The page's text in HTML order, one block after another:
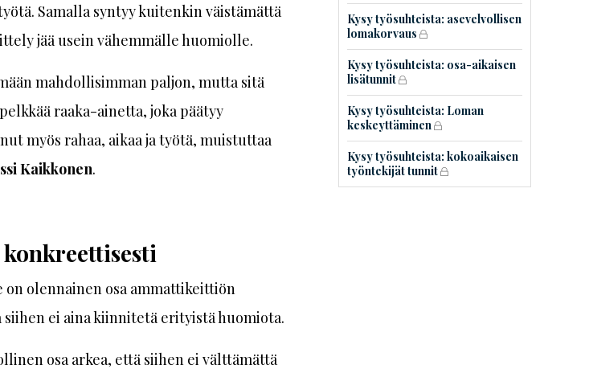
Kysy työsuhteista: asevelvollisen
lomakorvaus
Kysy työsuhteista: osa-aikaisen
lisätunnit
Kysy työsuhteista: Loman
keskeyttäminen
Kysy työsuhteista: kokoaikaisen
työntekijät tunnit
Samalla syntyy kuitenkin väistämättä
jää usein vähemmälle huomiolle.
mahdollisimman paljon, mutta sitä
raaka-ainetta, joka päätyy
myös rahaa, aikaa ja työtä, muistuttaa
Kaikkonen.
konkreettisesti
on olennainen osa ammattikeittiön
ei aina kiinnitetä erityistä huomiota.
osa arkea, että siihen ei välttämättä